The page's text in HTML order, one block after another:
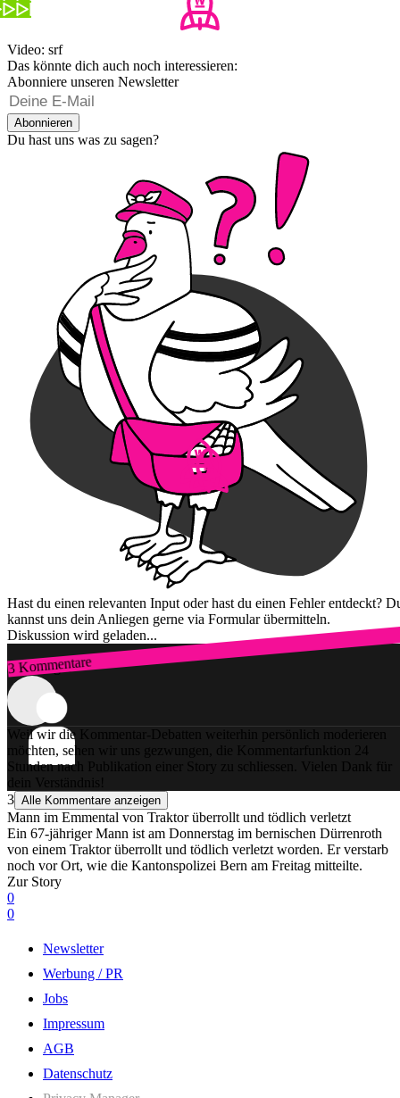
Video: srf
Das könnte dich auch noch interessieren:
Abonniere unseren Newsletter
Abonnieren
Du hast uns was zu sagen?
Hast du einen relevanten Input oder hast du einen Fehler entdeckt?
kannst uns dein Anliegen gerne via Formular übermitteln.
Diskussion wird geladen...
3 Kommentare
Zum Login
Weil wir die Kommentar-Debatten weiterhin persönlich moderieren
möchten, sehen wir uns gezwungen, die Kommentarfunktion 24
Stunden nach Publikation einer Story zu schliessen. Vielen Dank für
dein Verständnis!
3 Alle Kommentare anzeigen
Mann im Emmental von Traktor überrollt und tödlich verletzt
Ein 67-jähriger Mann ist am Donnerstag im bernischen Dürrenroth
von einem Traktor überrollt und tödlich verletzt worden. Er verstarb
noch vor Ort, wie die Kantonspolizei Bern am Freitag mitteilte.
Zur Story
0
0
Newsletter
Werbung / PR
Jobs
Impressum
AGB
Datenschutz